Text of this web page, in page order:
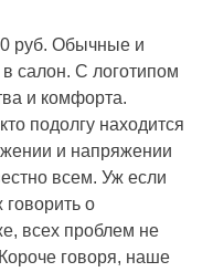
руб. Обычные и
салон. С логотипом
и комфорта.
подолгу находится
и напряжении
всем. Уж если
о
всех проблем не
говоря, наше